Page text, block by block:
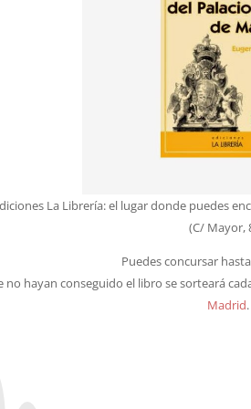
La Librería: el lugar donde puedes
(C/ Mayor,
Puedes concursar
no hayan conseguido el libro se sorteará
Madrid.